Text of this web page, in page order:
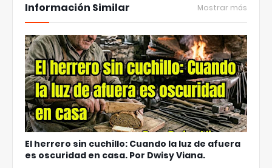
Información Similar Mostrar más
El herrero sin cuchillo: Cuando la luz de afuera
es oscuridad en casa. Por Dwisy Viana.